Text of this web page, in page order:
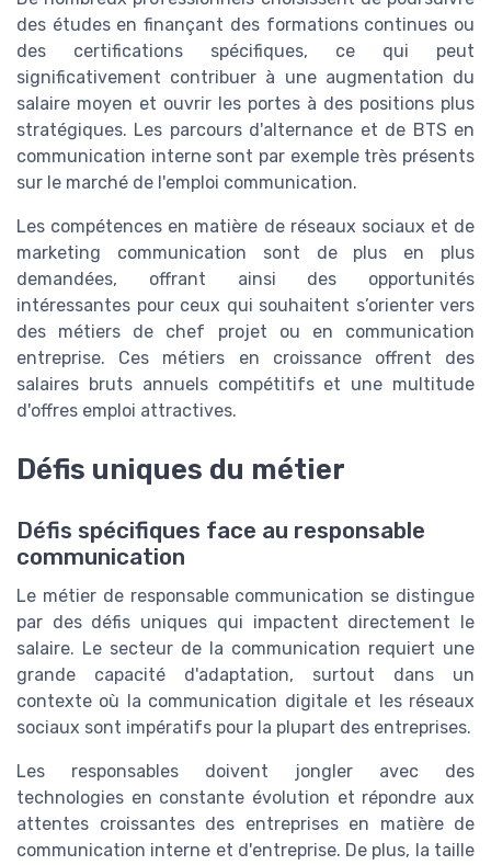
des études en finançant des formations continues ou
des certifications spécifiques, ce qui peut
significativement contribuer à une augmentation du
salaire moyen et ouvrir les portes à des positions plus
stratégiques. Les parcours d'alternance et de BTS en
communication interne sont par exemple très présents
sur le marché de l'emploi communication.
Les compétences en matière de réseaux sociaux et de
marketing communication sont de plus en plus
demandées, offrant ainsi des opportunités
intéressantes pour ceux qui souhaitent s’orienter vers
des métiers de chef projet ou en communication
entreprise. Ces métiers en croissance offrent des
salaires bruts annuels compétitifs et une multitude
d'offres emploi attractives.
Défis uniques du métier
Défis spécifiques face au responsable
communication
Le métier de responsable communication se distingue
par des défis uniques qui impactent directement le
salaire. Le secteur de la communication requiert une
grande capacité d'adaptation, surtout dans un
contexte où la communication digitale et les réseaux
sociaux sont impératifs pour la plupart des entreprises.
Les responsables doivent jongler avec des
technologies en constante évolution et répondre aux
attentes croissantes des entreprises en matière de
communication interne et d'entreprise. De plus, la taille